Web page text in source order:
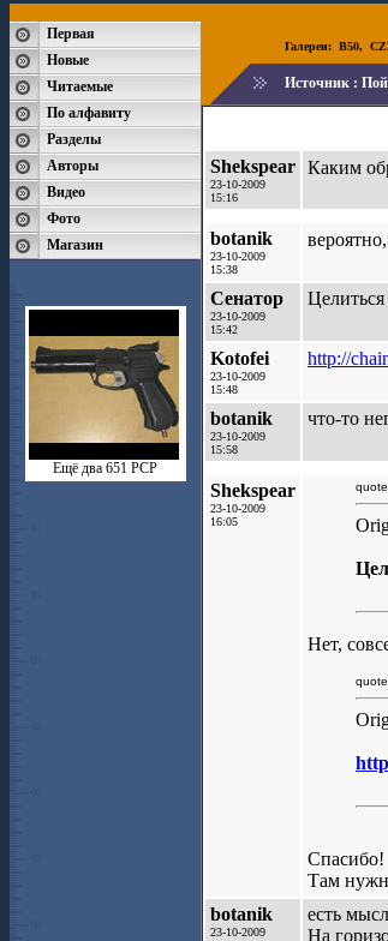
Первая
Новые
Читаемые
По алфавиту
Разделы
Авторы
Видео
Фото
Магазин
Ещё два 651 РСР
Галереи: B50,
Источник :
Shekspear
23-10-2009
15:16
Каким
botanik
23-10-2009
15:38
Сенатор
23-10-2009
15:42
Kotofei
23-10-2009
15:48
http://
botanik
23-10-2009
15:58
что-то
Shekspear
23-10-2009
16:05
Нет,
Спасибо!
Там
botanik
23-10-2009
есть
На